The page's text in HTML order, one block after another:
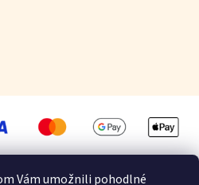
Vám umožnili pohodlné